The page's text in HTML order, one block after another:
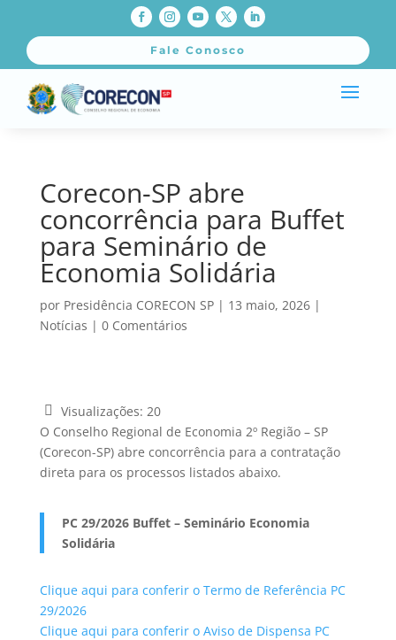
Fale Conosco
Corecon-SP abre
concorrência para Buffet
para Seminário de
Economia Solidária
por Presidência CORECON SP| 13 maio, 2026|
Notícias | 0 Comentários
Visualizações: 20
O Conselho Regional de Economia 2º Região – SP
(Corecon-SP) abre concorrência para a contratação
direta para os processos listados abaixo.
PC 29/2026 Buffet – Seminário Economia
Solidária
Clique aqui para conferir o Termo de Referência PC
29/2026
Clique aqui para conferir o Aviso de Dispensa PC